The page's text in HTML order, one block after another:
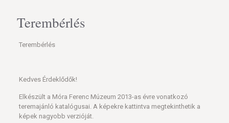
Terembérlés
Terembérlés
Kedves Érdeklődők!
Elkészült a Móra Ferenc Múzeum 2013-as évre vonatkozó
teremajánló katalógusai. A képekre kattintva megtekinthetik a
képek nagyobb verzióját.